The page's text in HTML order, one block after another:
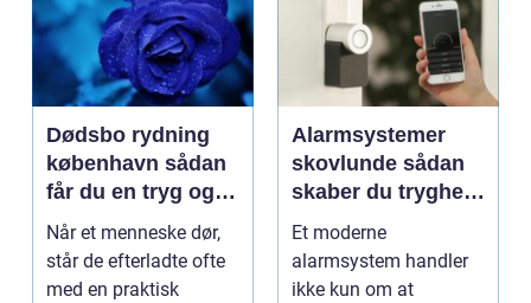
Dødsbo rydning
københavn sådan
får du en tryg og
effektiv løsning
Når et menneske dør,
står de efterladte ofte
med en praktisk
Alarmsystemer
skovlunde sådan
skaber du tryghed
i hverdagen
Et moderne
alarmsystem handler
ikke kun om at